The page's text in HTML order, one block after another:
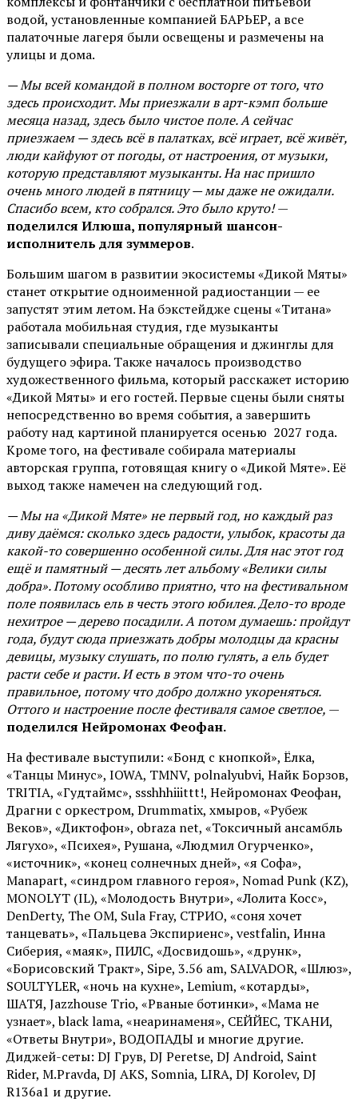
водой, установленные компанией БАРЬЕР, а все
палаточные лагеря были освещены и размечены на
улицы и дома.
— Мы всей командой в полном восторге от того, что
здесь происходит. Мы приезжали в арт-кэмп больше
месяца назад, здесь было чистое поле. А сейчас
приезжаем — здесь всё в палатках, всё играет, всё живёт,
люди кайфуют от погоды, от настроения, от музыки,
которую представляют музыканты. На нас пришло
очень много людей в пятницу — мы даже не ожидали.
Спасибо всем, кто собрался. Это было круто!—
поделился Илюша, популярный шансон-
исполнитель для зуммеров.
Большим шагом в развитии экосистемы «Дикой Мяты»
станет открытие одноименной радиостанции — ее
запустят этим летом. На бэкстейдже сцены «Титана»
работала мобильная студия, где музыканты
записывали специальные обращения и джинглы для
будущего эфира. Также началось производство
художественного фильма, который расскажет историю
«Дикой Мяты» и его гостей. Первые сцены были сняты
непосредственно во время события, а завершить
работу над картиной планируется осенью 2027 года.
Кроме того, на фестивале собирала материалы
авторская группа, готовящая книгу о «Дикой Мяте». Её
выход также намечен на следующий год.
— Мы на «Дикой Мяте» не первый год, но каждый раз
диву даёмся: сколько здесь радости, улыбок, красоты да
какой-то совершенно особенной силы. Для нас этот год
ещё и памятный — десять лет альбому «Велики силы
добра». Потому особливо приятно, что на фестивальном
поле появилась ель в честь этого юбилея. Дело-то вроде
нехитрое — дерево посадили. А потом думаешь: пройдут
года, будут сюда приезжать добры молодцы да красны
девицы, музыку слушать, по полю гулять, а ель будет
расти себе и расти. И есть в этом что-то очень
правильное, потому что добро должно укореняться.
Оттого и настроение после фестиваля самое светлое, —
поделился Нейромонах Феофан.
На фестивале выступили: «Бонд с кнопкой», Ёлка,
«Танцы Минус», IOWA, TMNV, polnalyubvi, Найк Борзов,
TRITIA, «Гудтаймс», ssshhhiiittt!, Нейромонах Феофан,
Драгни с оркестром, Drummatix, хмыров, «Рубеж
Веков», «Диктофон», obraza net, «Токсичный ансамбль
Лягухо», «Психея», Рушана, «Людмил Огурченко»,
«источник», «конец солнечных дней», «я Софа»,
Manapart, «синдром главного героя», Nomad Punk (KZ),
MONOLYT (IL), «Молодость Внутри», «Лолита Косс»,
DenDerty, The OM, Sula Fray, СТРИО, «соня хочет
танцевать», «Пальцева Экспириенс», vestfalin, Инна
Сиберия, «маяк», ПИЛС, «Досвидошь», «друнк»,
«Борисовский Тракт», Sipe, 3.56 am, SALVADOR, «Шлюз»,
SOULTYLER, «ночь на кухне», Lemium, «котарды»,
ШАТЯ, Jazzhouse Trio, «Рваные ботинки», «Мама не
узнает», black lama, «неаринаменя», СЕЙЙЕС, ТКАНИ,
«Ответы Внутри», ВОДОПАДЫ и многие другие.
Диджей-сеты: DJ Грув, DJ Peretse, DJ Android, Saint
Rider, М.Pravda, DJ AKS, Somnia, LIRA, DJ Korolev, DJ
R136a1 и другие.